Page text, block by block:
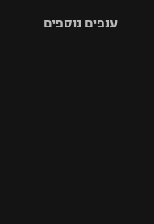
גביע הטוטו
ליגה
סל
ענפים נוספים